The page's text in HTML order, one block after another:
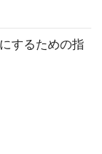
するための指